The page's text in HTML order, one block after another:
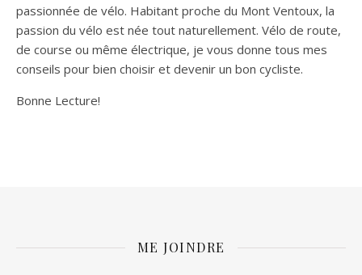
passionnée de vélo. Habitant proche du Mont Ventoux, la
passion du vélo est née tout naturellement. Vélo de route,
de course ou même électrique, je vous donne tous mes
conseils pour bien choisir et devenir un bon cycliste.
Bonne Lecture!
ME JOINDRE